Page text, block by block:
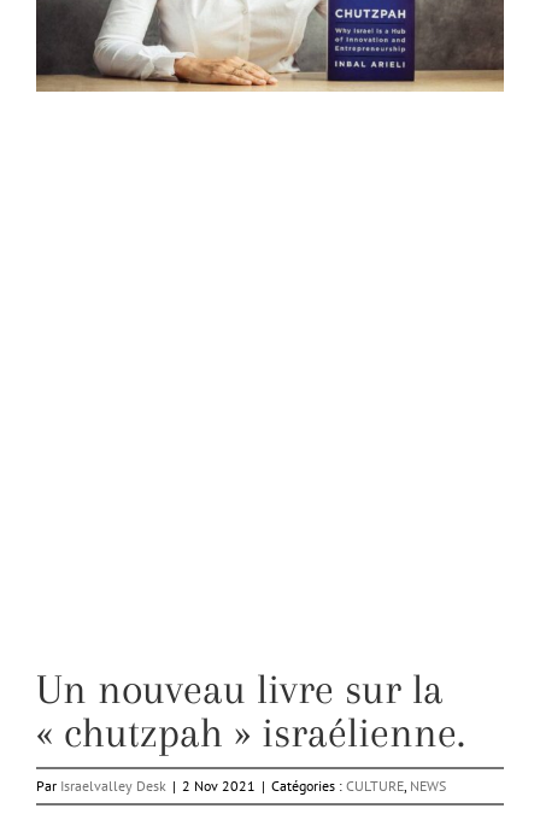
Un nouveau livre sur la
« chutzpah » israélienne.
Par Israelvalley Desk | 2 Nov 2021 | Catégories : CULTURE, NEWS